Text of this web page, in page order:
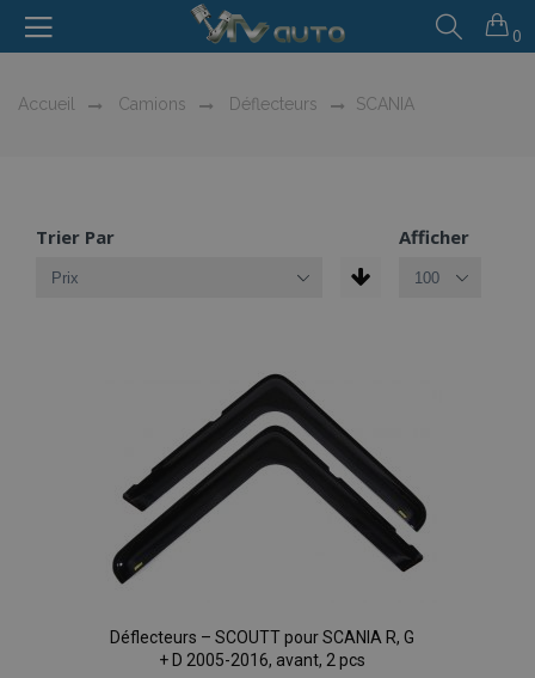
0
Accueil Camions Déflecteurs SCANIA
Trier Par Afficher
Déflecteurs – SCOUTT pour SCANIA R, G
+ D 2005-2016, avant, 2 pcs